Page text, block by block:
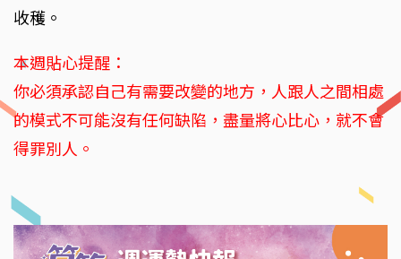
收穫。
本週貼心提醒：
你必須承認自己有需要改變的地方，人跟人之間相處
的模式不可能沒有任何缺陷，盡量將心比心，就不會
得罪別人。